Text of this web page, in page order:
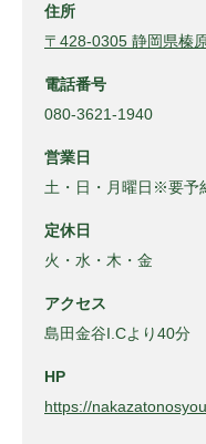
住所
〒428-0305 静岡県榛
電話番号
080-3621-1940
営業日
土・日・月曜日※要予
定休日
火・水・木・金
アクセス
島田金谷I.Cより40分
HP
https://